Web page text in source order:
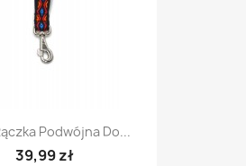
Podwójna Do...
39,99 zł